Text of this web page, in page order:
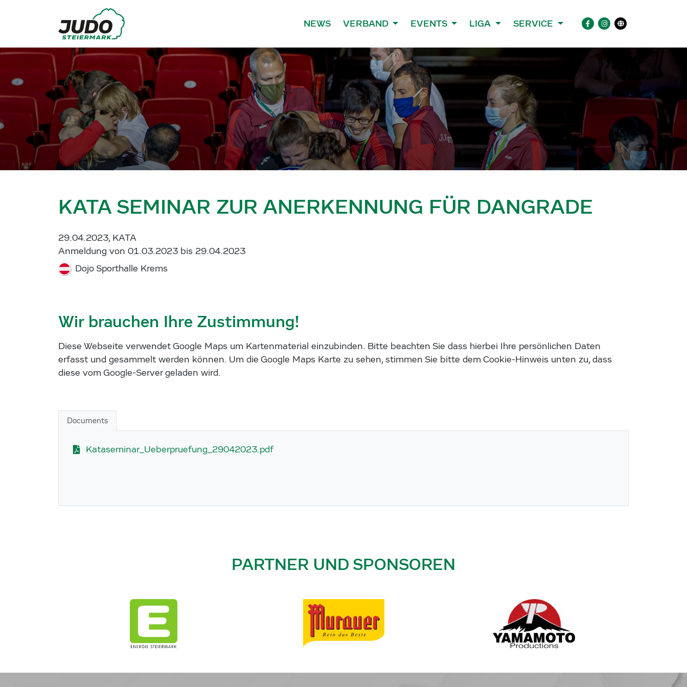
NEWS VERBAND EVENTS LIGA SERVICE
KATA SEMINAR ZUR ANERKENNUNG FÜR DANGRADE
29.04.2023, KATA
Anmeldung von 01.03.2023 bis 29.04.2023
Dojo Sporthalle Krems
Wir brauchen Ihre Zustimmung!
Diese Webseite verwendet Google Maps um Kartenmaterial einzubinden. Bitte beachten Sie dass hierbei Ihre persönlichen Daten
erfasst und gesammelt werden können. Um die Google Maps Karte zu sehen, stimmen Sie bitte dem Cookie-Hinweis unten zu, dass
diese vom Google-Server geladen wird.
Documents
Kataseminar_Ueberpruefung_29042023.pdf
PARTNER UND SPONSOREN